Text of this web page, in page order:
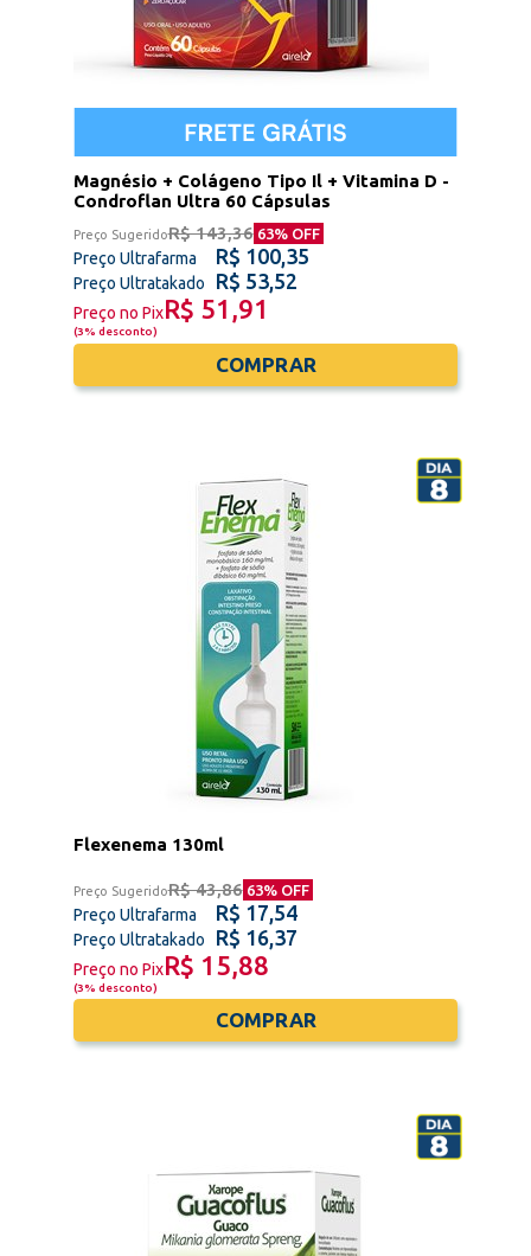
Magnésio + Colágeno Tipo Il + Vitamina D -
Condroflan Ultra 60 Cápsulas
Preço SugeridoR$ 143,36 63% OFF
Preço Ultrafarma R$ 100,35
Preço Ultratakado R$ 53,52
Preço no PixR$ 51,91
(3% desconto)
COMPRAR
Flexenema 130ml
Preço SugeridoR$ 43,86 63% OFF
Preço Ultrafarma R$ 17,54
Preço Ultratakado R$ 16,37
Preço no PixR$ 15,88
(3% desconto)
COMPRAR